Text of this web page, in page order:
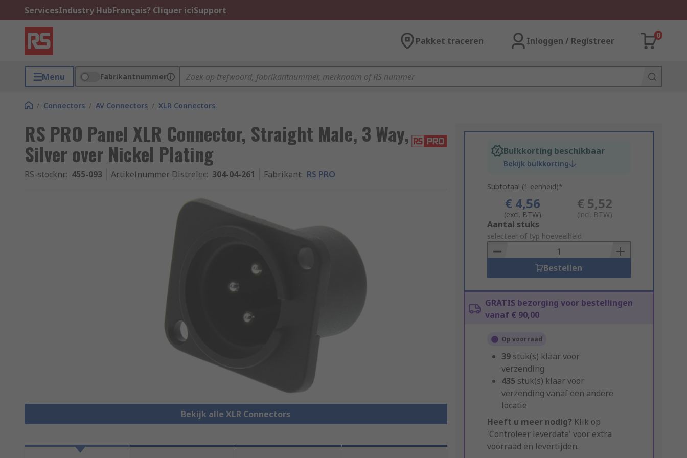
ServicesIndustry HubFrançais? Cliquer iciSupport
Pakket traceren Inloggen / Registreer
0
Menu Fabrikantnummer
/ Connectors / AV Connectors / XLR Connectors
RS PRO Panel XLR Connector, Straight Male, 3 Way,
Silver over Nickel Plating
RS-stocknr.: 455-093 Artikelnummer Distrelec: 304-04-261 Fabrikant: RS PRO
Bekijk alle XLR Connectors
Bulkkorting beschikbaar
Bekijk bulkkorting
Subtotaal (1 eenheid)*
€ 4,56
(excl. BTW)
€ 5,52
(incl. BTW)
Add
to
Basket
Aantal stuks
selecteer of typ hoeveelheid
Bestellen
GRATIS bezorging voor bestellingen
vanaf € 90,00
Op voorraad
39 stuk(s) klaar voor
verzending
435 stuk(s) klaar voor
verzending vanaf een andere
locatie
Heeft u meer nodig? Klik op
'Controleer leverdata' voor extra
voorraad en levertijden.